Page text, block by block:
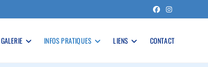
GALERIE INFOS PRATIQUES LIENS CONTACT